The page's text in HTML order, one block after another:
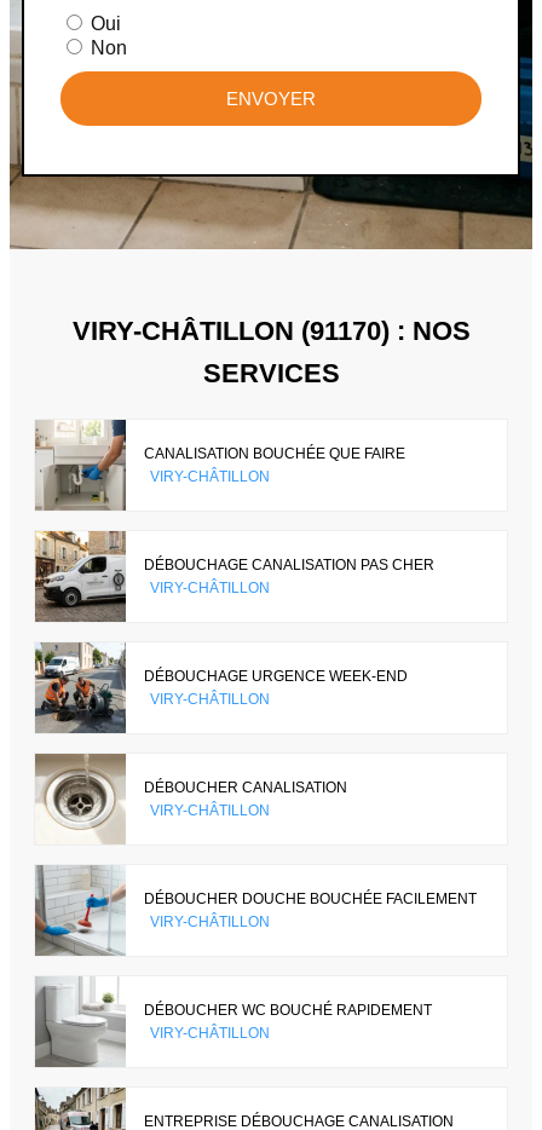
Oui
Non
ENVOYER
VIRY-CHÂTILLON (91170) : NOS
SERVICES
CANALISATION BOUCHÉE QUE FAIRE
VIRY-CHÂTILLON
DÉBOUCHAGE CANALISATION PAS CHER
VIRY-CHÂTILLON
DÉBOUCHAGE URGENCE WEEK-END
VIRY-CHÂTILLON
DÉBOUCHER CANALISATION
VIRY-CHÂTILLON
DÉBOUCHER DOUCHE BOUCHÉE FACILEMENT
VIRY-CHÂTILLON
DÉBOUCHER WC BOUCHÉ RAPIDEMENT
VIRY-CHÂTILLON
ENTREPRISE DÉBOUCHAGE CANALISATION